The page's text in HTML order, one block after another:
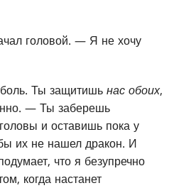
головой. — Я не хочу
Ты защитишьнас обоих,
— Ты заберешь
и оставишь пока у
их не нашел дракон. И
что я безупречно
когда настанет